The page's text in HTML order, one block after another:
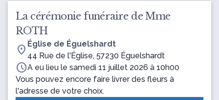
La cérémonie funéraire de Mme
ROTH
location_on Église de Éguelshardt
44 Rue de l'Église, 57230 Éguelshardt
scheduleA eu lieu le samedi 11 juillet 2026 à 10h00
Vous pouvez encore faire livrer des fleurs à
l'adresse de votre choix.